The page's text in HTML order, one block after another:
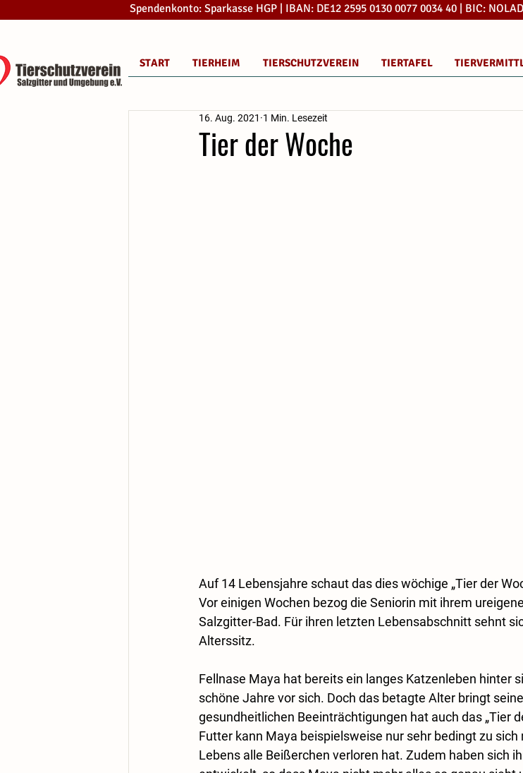
Spendenkonto: Sparkasse HGP | IBAN: DE12 2595 0130 0077 0034 40 | BIC:
START TIERHEIM TIERSCHUTZVEREIN TIERTAFEL
Tier der Woche
16. Aug. 2021 1 Min. Lesezeit
Auf 14 Lebensjahre schaut das dies wöchige „Tier der
Vor einigen Wochen bezog die Seniorin mit ihrem
Salzgitter-Bad. Für ihren letzten Lebensabschnitt sehnt
Alterssitz.
Fellnase Maya hat bereits ein langes Katzenleben hinter
schöne Jahre vor sich. Doch das betagte Alter bringt
gesundheitlichen Beeinträchtigungen hat auch das „Tier
Futter kann Maya beispielsweise nur sehr bedingt zu
Lebens alle Beißerchen verloren hat. Zudem haben sich